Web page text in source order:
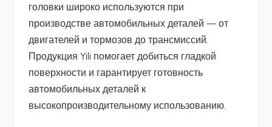
головки широко используются при
производстве автомобильных деталей — от
двигателей и тормозов до трансмиссий.
Продукция Yili помогает добиться гладкой
поверхности и гарантирует готовность
автомобильных деталей к
высокопроизводительному использованию.